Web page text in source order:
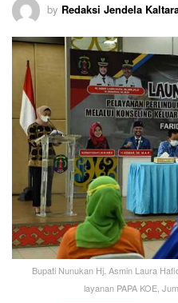
by Redaksi Jendela
Bupati Nunukan Hj. Asmin Laura
layanan PAPA KOE,